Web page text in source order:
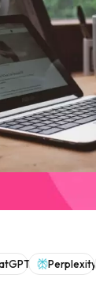
Perplexity